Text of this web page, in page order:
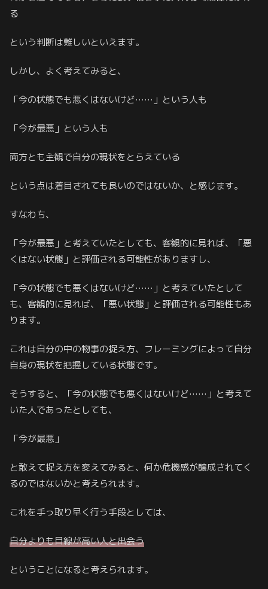
る
という判断は難しいといえます。
しかし、よく考えてみると、
「今の状態でも悪くはないけど……」という人も
「今が最悪」という人も
両方とも主観で自分の現状をとらえている
という点は着目されても良いのではないか、と感じます。
すなわち、
「今が最悪」と考えていたとしても、客観的に見れば、「悪
くはない状態」と評価される可能性がありますし、
「今の状態でも悪くはないけど……」と考えていたとして
も、客観的に見れば、「悪い状態」と評価される可能性もあ
ります。
これは自分の中の物事の捉え方、フレーミングによって自分
自身の現状を把握している状態です。
そうすると、「今の状態でも悪くはないけど……」と考えて
いた人であったとしても、
「今が最悪」
と敢えて捉え方を変えてみると、何か危機感が醸成されてく
るのではないかと考えられます。
これを手っ取り早く行う手段としては、
自分よりも目線が高い人と出会う
ということになると考えられます。